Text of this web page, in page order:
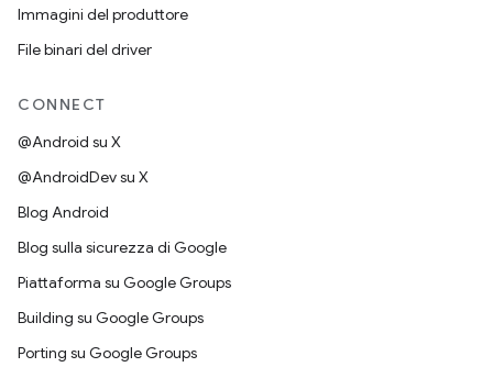
Immagini del produttore
File binari del driver
CONNECT
@Android su X
@AndroidDev su X
Blog Android
Blog sulla sicurezza di Google
Piattaforma su Google Groups
Building su Google Groups
Porting su Google Groups